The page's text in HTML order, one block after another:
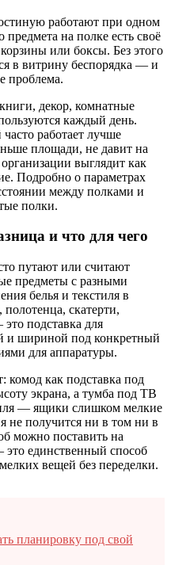
работают при одном
на полке есть своё
или боксы. Без этого
в витрину беспорядка — и
проблема.
декор, комнатные
каждый день.
работает лучше
площади, не давит на
выглядит как
Подробно о параметрах
между полками и
полки.
и что для чего
путают или считают
предметы с разными
белья и текстиля в
скатерти,
подставка для
и шириной под конкретный
для аппаратуры.
комод как подставка под
экрана, а тумба под ТВ
— ящики слишком мелкие
не получится ни в том ни в
можно поставить на
единственный способ
вещей без переделки.
планировку под свой